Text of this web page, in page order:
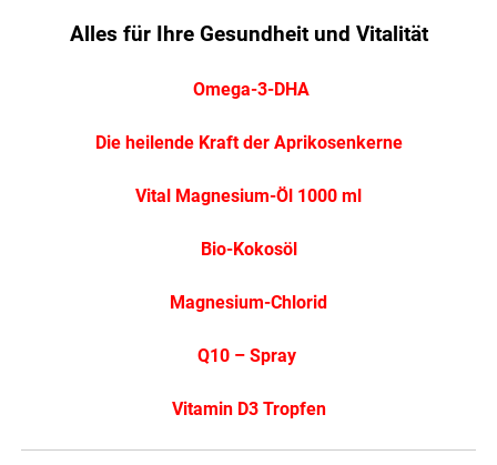
Alles für Ihre Gesundheit und Vitalität
Omega-3-DHA
Die heilende Kraft der Aprikosenkerne
Vital Magnesium-Öl 1000 ml
Bio-Kokosöl
Magnesium-Chlorid
Q10 – Spray
Vitamin D3 Tropfen